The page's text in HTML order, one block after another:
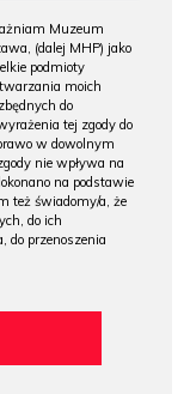
Muzeum
(dalej MHP) jako
podmioty
moich
do
tej zgody do
w dowolnym
nie wpływa na
na podstawie
też świadomy/a, że
do ich
do przenoszenia